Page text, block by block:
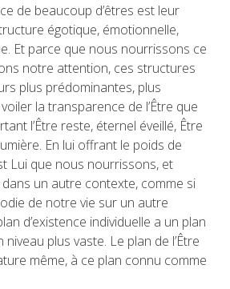
de beaucoup d’êtres est leur
égotique, émotionnelle,
Et parce que nous nourrissons ce
notre attention, ces structures
plus prédominantes, plus
la transparence de l’Être que
l’Être reste, éternel éveillé, Être
En lui offrant le poids de
Lui que nous nourrissons, et
dans un autre contexte, comme si
de notre vie sur un autre
d’existence individuelle a un plan
plus vaste. Le plan de l’Être
même, à ce plan connu comme